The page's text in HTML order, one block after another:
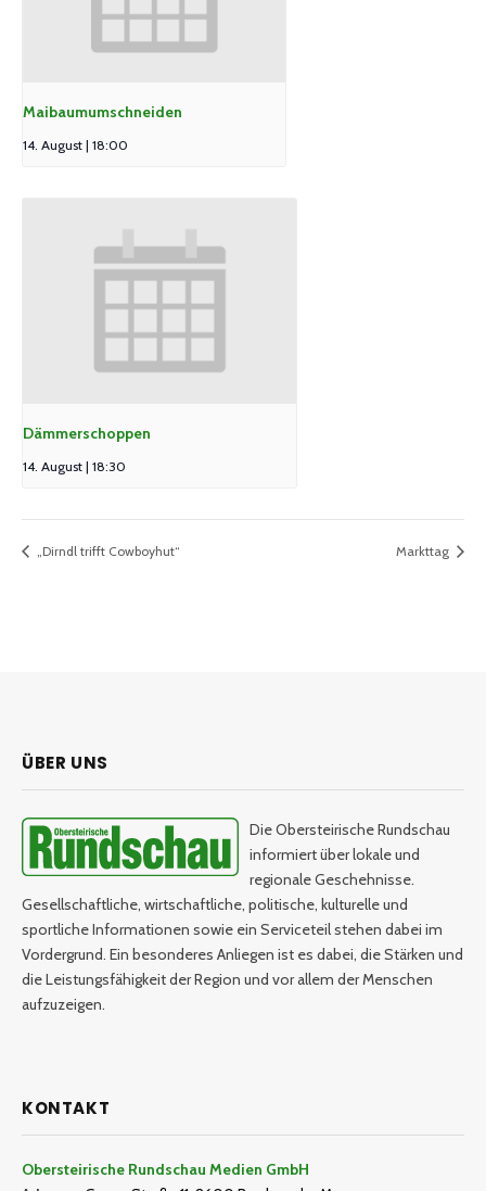
Maibaumumschneiden
14. August | 18:00
Dämmerschoppen
14. August | 18:30
„Dirndl trifft Cowboyhut“ Markttag
ÜBER UNS
Die Obersteirische Rundschau
informiert über lokale und
regionale Geschehnisse.
Gesellschaftliche, wirtschaftliche, politische, kulturelle und
sportliche Informationen sowie ein Serviceteil stehen dabei im
Vordergrund. Ein besonderes Anliegen ist es dabei, die Stärken und
die Leistungsfähigkeit der Region und vor allem der Menschen
aufzuzeigen.
KONTAKT
Obersteirische Rundschau Medien GmbH